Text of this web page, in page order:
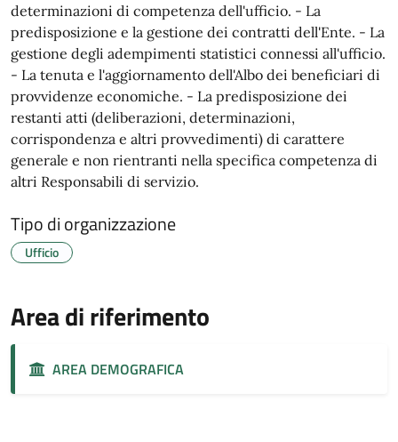
determinazioni di competenza dell'ufficio. - La
predisposizione e la gestione dei contratti dell'Ente. - La
gestione degli adempimenti statistici connessi all'ufficio.
- La tenuta e l'aggiornamento dell'Albo dei beneficiari di
provvidenze economiche. - La predisposizione dei
restanti atti (deliberazioni, determinazioni,
corrispondenza e altri provvedimenti) di carattere
generale e non rientranti nella specifica competenza di
altri Responsabili di servizio.
Tipo di organizzazione
Ufficio
Area di riferimento
AREA DEMOGRAFICA